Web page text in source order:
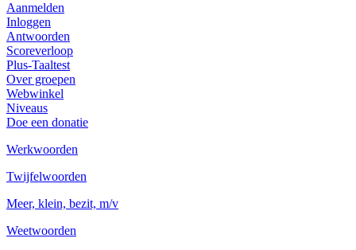
Aanmelden
Inloggen
Antwoorden
Scoreverloop
Plus-Taaltest
Over groepen
Webwinkel
Niveaus
Doe een donatie
Werkwoorden
Twijfelwoorden
Meer, klein, bezit, m/v
Weetwoorden